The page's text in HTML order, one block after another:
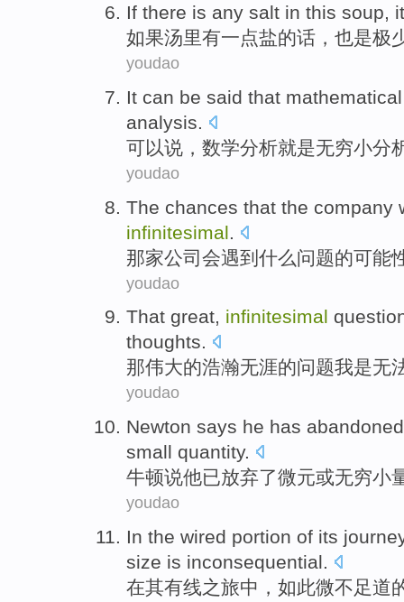
If there is any salt in this soup,
如果汤里有一点盐的话，也是极
youdao
It can be said that mathematical
analysis.
可以说 ， 数学分析就是无穷小分
youdao
The chances that the company
infinitesimal
那家公司 会遇到 什么问题的可能
youdao
That great, infinitesimal
thoughts.
那伟大的浩瀚无涯的问题我是无
youdao
Newton says he has abandoned
small quantity.
牛顿说他已放弃了微元或无穷小
youdao
In the wired portion of its
size is inconsequential.
在其有线之旅中， 如此微不足道